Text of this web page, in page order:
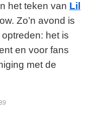
het teken van Lil
Zo’n avond is
het is
en voor fans
met de